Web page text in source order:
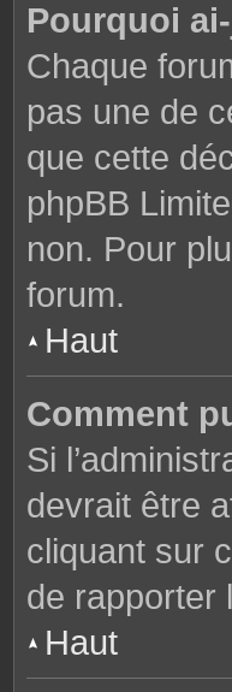
Pourquoi
Chaque
pas une de
que cette
phpBB
non. Pour
forum.
Haut
Comment
Si
devrait être
cliquant sur
de rapporter
Haut